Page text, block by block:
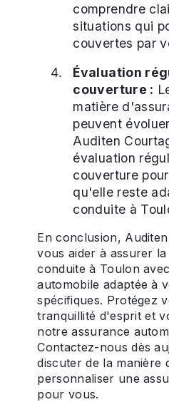
comprendre
situations qui
couvertes par
Évaluation
couverture :
matière
peuvent
Auditen
évaluation
couverture
qu'elle reste
conduite à
En conclusion,
vous aider à assurer
conduite à Toulon
automobile adaptée à
spécifiques. Protégez
tranquillité d'esprit et
notre assurance
Contactez-nous dès
discuter de la manière
personnaliser une
pour vous.